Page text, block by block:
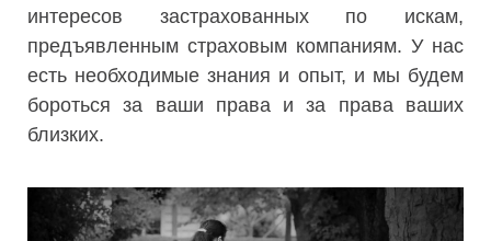
интересов застрахованных по искам,
предъявленным страховым компаниям. У нас
есть необходимые знания и опыт, и мы будем
бороться за ваши права и за права ваших
близких.